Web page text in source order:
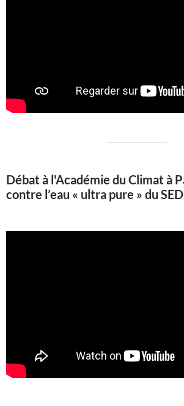
Débat à l'Académie du Climat à
contre l’eau « ultra pure » du